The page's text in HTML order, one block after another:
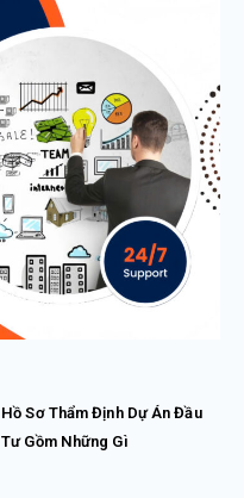
Hồ Sơ Thẩm Định Dự Án Đầu
Tư Gồm Những Gì